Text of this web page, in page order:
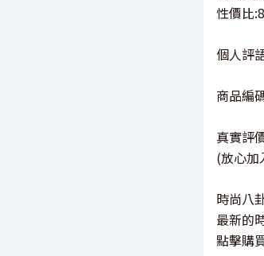
性價比
個人評
商品編
真實評
(放心加
時尚八
最新的
點擊購